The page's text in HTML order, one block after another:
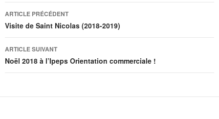
Navigation
des
articles
ARTICLE PRÉCÉDENT
Visite de Saint Nicolas (2018-2019)
ARTICLE SUIVANT
Noël 2018 à l’Ipeps Orientation commerciale !